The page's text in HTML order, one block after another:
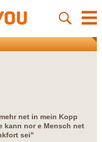
net in mein Kopp
kann nor e Mensch net
sei"